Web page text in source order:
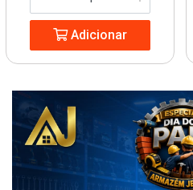
Adicionar